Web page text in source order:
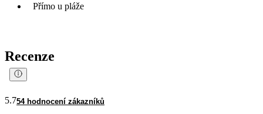
Přímo u pláže
Recenze
5.754 hodnocení zákazníků